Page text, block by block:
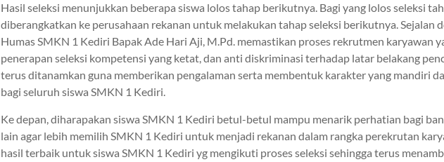
Hasil seleksi menunjukkan beberapa siswa lolos tahap berikutnya. Bagi yang lolos seleksi
diberangkatkan ke perusahaan rekanan untuk melakukan tahap seleksi berikutnya. Sejalan
Humas SMKN 1 Kediri Bapak Ade Hari Aji, M.Pd. memastikan proses rekrutmen karyawan
penerapan seleksi kompetensi yang ketat, dan anti diskriminasi terhadap latar belakang
terus ditanamkan guna memberikan pengalaman serta membentuk karakter yang mandiri
bagi seluruh siswa SMKN 1 Kediri.
Ke depan, diharapakan siswa SMKN 1 Kediri betul-betul mampu menarik perhatian bagi
lain agar lebih memilih SMKN 1 Kediri untuk menjadi rekanan dalam rangka perekrutan
hasil terbaik untuk siswa SMKN 1 Kediri yg mengikuti proses seleksi sehingga terus